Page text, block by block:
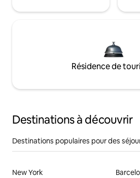
Résidence de
Destinations à découvrir
Destinations populaires pour des
New York